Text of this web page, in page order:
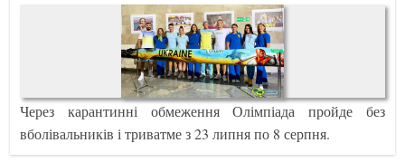
Через карантинні обмеження Олімпіада пройде без
вболівальників і триватме з 23 липня по 8 серпня.